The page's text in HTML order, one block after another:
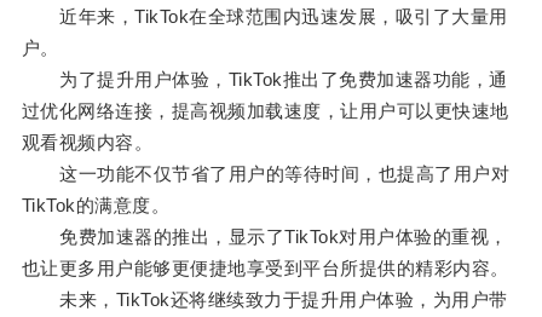
近年来，TikTok在全球范围内迅速发展，吸引了大量用
户。
为了提升用户体验，TikTok推出了免费加速器功能，通
过优化网络连接，提高视频加载速度，让用户可以更快速地
观看视频内容。
这一功能不仅节省了用户的等待时间，也提高了用户对
TikTok的满意度。
免费加速器的推出，显示了TikTok对用户体验的重视，
也让更多用户能够更便捷地享受到平台所提供的精彩内容。
未来，TikTok还将继续致力于提升用户体验，为用户带